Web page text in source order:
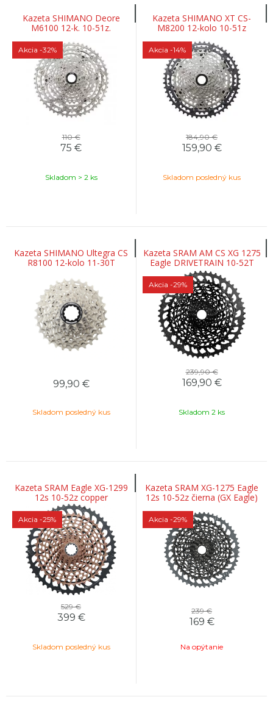
Kazeta SHIMANO Deore
M6100 12-k. 10-51z.
Akcia -32%
110 €
75 €
Skladom > 2 ks
Kazeta SHIMANO XT CS-
M8200 12-kolo 10-51z
Akcia -14%
184,90 €
159,90 €
Skladom posledný kus
Kazeta SHIMANO Ultegra CS
R8100 12-kolo 11-30T
99,90 €
Skladom posledný kus
Kazeta SRAM AM CS XG 1275
Eagle DRIVETRAIN 10-52T
Akcia -29%
239,90 €
169,90 €
Skladom 2 ks
Kazeta SRAM Eagle XG-1299
12s 10-52z copper
Akcia -25%
529 €
399 €
Skladom posledný kus
Kazeta SRAM XG-1275 Eagle
12s 10-52z čierna (GX Eagle)
Akcia -29%
239 €
169 €
Na opýtanie